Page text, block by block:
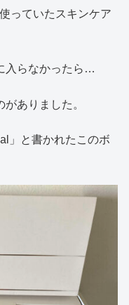
っていたスキンケア
入らなかったら…
ありました。
」と書かれたこのボ